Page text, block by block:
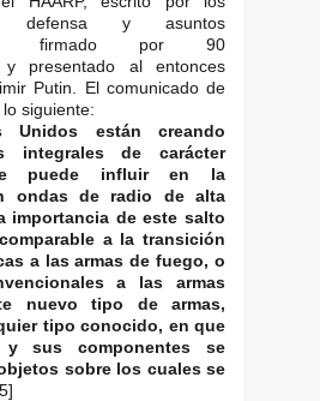
defensa y asuntos
firmado por 90
y presentado al entonces
Putin. El comunicado de
siguiente:
Unidos están creando
integrales de carácter
puede influir en la
ondas de radio de alta
importancia de este salto
a la transición
a las armas de fuego, o
a las armas
nuevo tipo de armas,
tipo conocido, en que
y sus componentes se
sobre los cuales se